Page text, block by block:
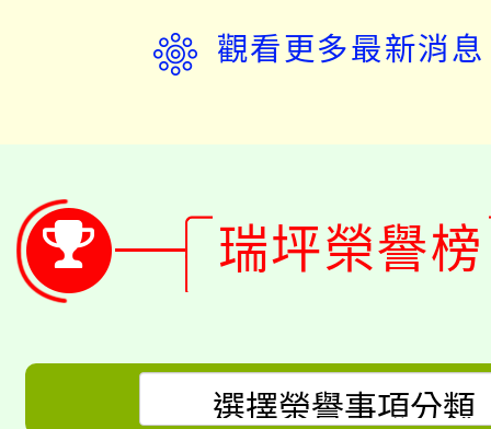
報，歡迎學生
觀看更多最新消息
瑞坪榮譽榜